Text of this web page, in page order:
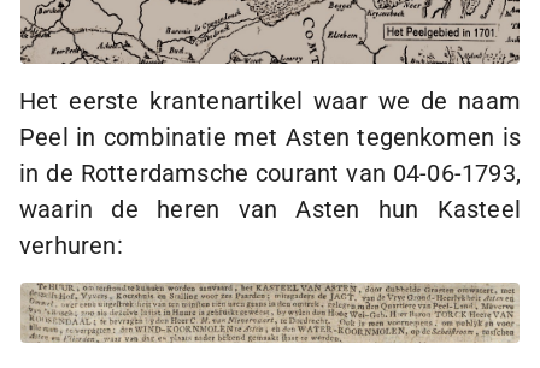
Het eerste krantenartikel waar we de naam
Peel in combinatie met Asten tegenkomen is
in de Rotterdamsche courant van 04-06-1793,
waarin de heren van Asten hun Kasteel
verhuren: